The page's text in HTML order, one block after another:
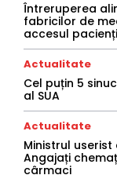
Întreruperea
fabricilor de
accesul
Actualitate
Cel puțin 5
al SUA
Actualitate
Ministrul
Angajați
cârmaci